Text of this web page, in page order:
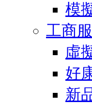
模
工商
虛
好
新